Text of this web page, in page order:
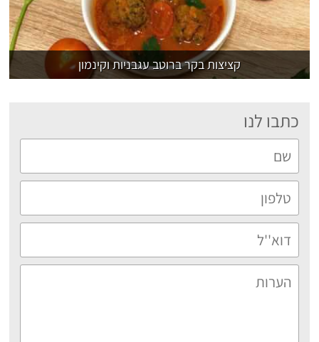
קציצות בקר ברוטב עגבניות וקינמון
כתבו לנו